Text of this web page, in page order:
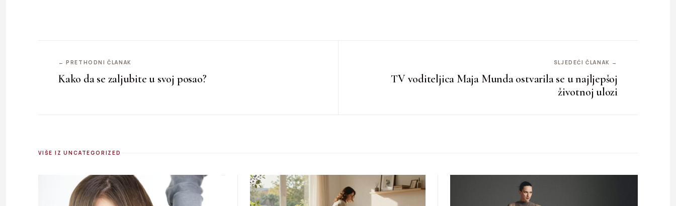
← PRETHODNI ČLANAK
Kako da se zaljubite u svoj posao?
SLJEDEĆI ČLANAK →
TV voditeljica Maja Munda ostvarila se u najljepšoj
životnoj ulozi
VIŠE IZ UNCATEGORIZED